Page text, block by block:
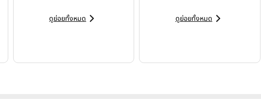
ดูย่อยทั้งหมด ดูย่อยทั้งหมด